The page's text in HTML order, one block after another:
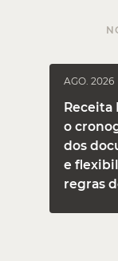
AGO. 2026
Receita
o
dos
e
regras